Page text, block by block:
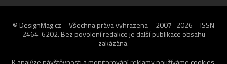
© DesignMag.cz – Všechna práva vyhrazena – 2007–2026 – ISSN
2464-6202. Bez povolení redakce je další publikace obsahu
zakázána.